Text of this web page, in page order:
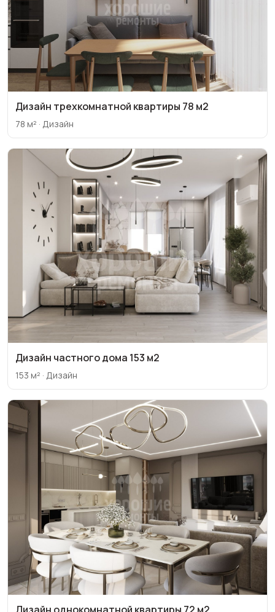
Дизайн трехкомнатной квартиры 78 м2
78 м² · Дизайн
Дизайн частного дома 153 м2
153 м² · Дизайн
Дизайн однокомнатной квартиры 72 м2